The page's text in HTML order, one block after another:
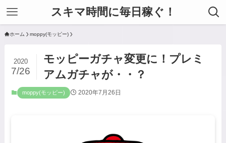
スキマ時間に毎日稼ぐ！
ホーム moppy(モッピー)
モッピーガチャ変更に！プレミ
アムガチャが・・？
2020
7/26
moppy(モッピー) 2020年7月26日